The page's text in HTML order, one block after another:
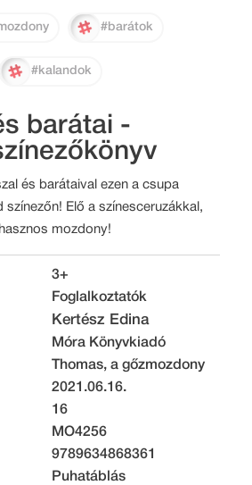
#barátok
#kalandok
barátai -
és barátaival ezen a csupa
Elő a színesceruzákkal,
mozdony!
3+
Foglalkoztatók
Kertész Edina
Móra Könyvkiadó
Thomas, a gőzmozdony
2021.06.16.
16
MO4256
9789634868361
Puhatáblás